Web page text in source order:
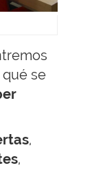
se
,
,